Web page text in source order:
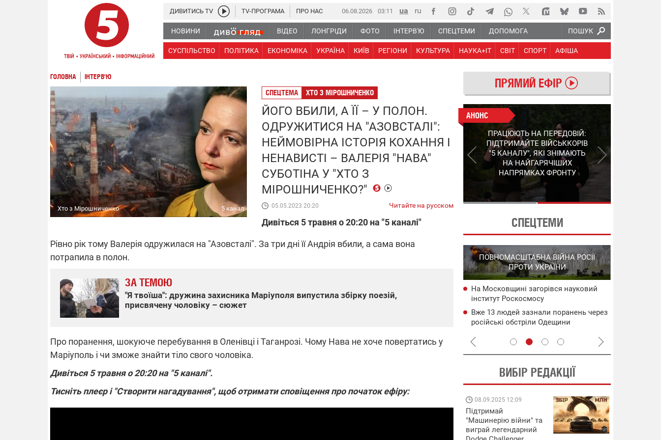
ПОШУК
06.08.2026 03 11
НОВИНИ ВІДЕО ЛОНГРІДИ ФОТО ІНТЕРВ'Ю СПЕЦТЕМИ ДОПОМОГА
СУСПІЛЬСТВО ПОЛІТИКА ЕКОНОМІКА УКРАЇНА КИЇВ РЕГІОНИ КУЛЬТУРА НАУКА+IT СВІТ СПОРТ АФІША
ДИВИТИСЬ TV TV-ПРОГРАМА ПРО НАС
ГОЛОВНА ІНТЕРВ'Ю
Хто з Мірошниченко 5 канал
СПЕЦТЕМА ХТО З МІРОШНИЧЕНКО
ЙОГО ВБИЛИ, А ЇЇ – У ПОЛОН.
ОДРУЖИТИСЯ НА "АЗОВСТАЛІ":
НЕЙМОВІРНА ІСТОРІЯ КОХАННЯ І
НЕНАВИСТІ – ВАЛЕРІЯ "НАВА"
СУБОТІНА У "ХТО З
МІРОШНИЧЕНКО?"
05.05.2023 20:20 Читайте на русском
Дивіться 5 травня о 20:20 на "5 каналі"
Рівно рік тому Валерія одружилася на "Азовсталі". За три дні її Андрія вбили, а сама вона
потрапила в полон.
ЗА ТЕМОЮ
"Я твоїша": дружина захисника Маріуполя випустила збірку поезій,
присвячену чоловіку – сюжет
Про поранення, шокуюче перебування в Оленівці і Таганрозі. Чому Нава не хоче повертатись у
Маріуполь і чи зможе знайти тіло свого чоловіка.
Дивіться 5 травня о 20:20 на "5 каналі".
Тисніть плеєр і "Створити нагадування", щоб отримати сповіщення про початок ефіру:
ПРЯМИЙ ЕФІР
АНОНС
КІНЕЦЬ ВОРОЖИМ
"МОЛНІЯМ" ТА FPV: ЯК
УКРАЇНСЬКИЙ STEP-3
ЗМІНЮЄ ПРАВИЛА ГРИ –
ПОДРОБИЦІ ПРО
ПЕРЕХОПЛЮВАЧ
АНОНС
ПРАЦЮЮТЬ НА ПЕРЕДОВІЙ:
ПІДТРИМАЙТЕ ВІЙСЬККОРІВ
"5 КАНАЛУ", ЯКІ ЗНІМАЮТЬ
НА НАЙГАРЯЧІШИХ
НАПРЯМКАХ ФРОНТУ
СПЕЦТЕМИ
областях залишається без світла після
російських обстрілів
Готуйте павербанки: через аномальну
взялося за колишнього виконавчого
ПОВНОМАСШТАБНА ВІЙНА РОСІЇ
ПРОТИ УКРАЇНИ
На Московщині загорівся науковий
інститут Роскосмосу
Вже 13 людей зазнали поранень через
російські обстріли Одещини
ВИБІР РЕДАКЦІЇ
08.09.2025 12:09
Підтримай
"Машинерію війни" та
виграй легендарний